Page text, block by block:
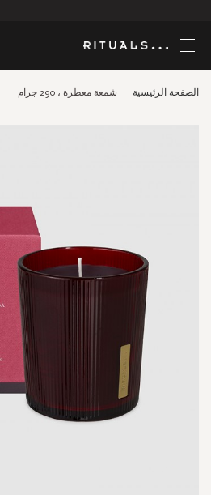
الصفحة الرئيسية شمعة معطرة ، 290 جرام